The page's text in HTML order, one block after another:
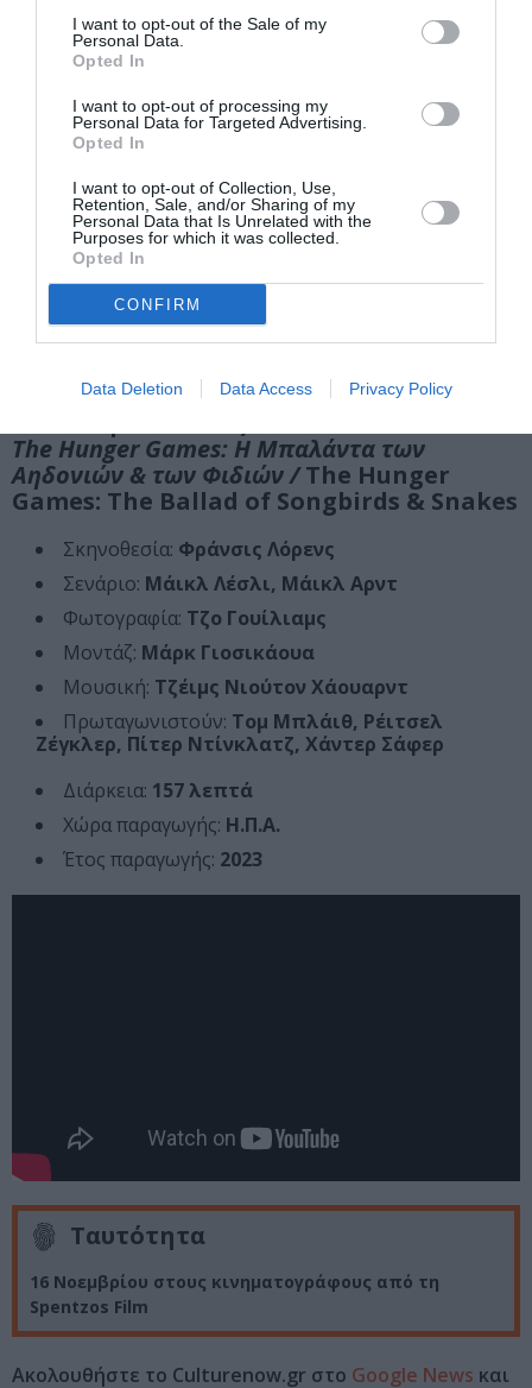
I want to opt-out of the Sale of my
Personal Data.
Opted In
I want to opt-out of processing my
Personal Data for Targeted Advertising.
Opted In
I want to opt-out of Collection, Use,
Retention, Sale, and/or Sharing of my
Personal Data that Is Unrelated with the
Purposes for which it was collected.
Opted In
CONFIRM
Data Deletion Data Access Privacy Policy
Flickerman, κάνει αναφορά στο διάσημο ρητό της
Effie Trinket«μακάρι οι πιθανότητες να είναι πάντα υπέρ
σου»στην ταινία.
The Hanging Tree – ένα τραγούδι που συνθέτει η
Lucy Gray για να διαμαρτυρηθεί για την Κάπιτολ –
τραγουδιέται, δεκαετίες αργότερα, από την Katniss
Το Κάτνις, ένα φυτό με λευκά άνθη και μικρούς
κόνδυλους στις ρίζες του, γίνεται το όνομα της
ηρωίδας των πρωτότυπων ταινιών.
Στη μυθολογία, ο Snow εκπαιδεύεται υπό την Dr.
Gaul ως Gamemaker και τελικά γίνεται πρόεδρος της
Πάνεμ λίγο πριν από τους 50ους Αγώνες Πείνας. (Οι
πρωτότυπες ταινίες διαδραματίζονται πάνω από μια
δεκαετία αργότερα.)
The Hunger Games: Η Μπαλάντα των
Αηδονιών & των Φιδιών /The Hunger
Games: The Ballad of Songbirds & Snakes
Σκηνοθεσία: Φράνσις Λόρενς
Σενάριο: Μάικλ Λέσλι, Μάικλ Αρντ
Φωτογραφία: Τζο Γουίλιαμς
Μοντάζ: Μάρκ Γιοσικάουα
Μουσική: Τζέιμς Νιούτον Χάουαρντ
Πρωταγωνιστούν: Τομ Μπλάιθ, Ρέιτσελ
Ζέγκλερ, Πίτερ Ντίνκλατζ, Χάντερ Σάφερ
Διάρκεια: 157 λεπτά
Χώρα παραγωγής: Η.Π.Α.
Έτος παραγωγής: 2023
Ταυτότητα
16 Νοεμβρίου στους κινηματογράφους από τη
Spentzos Film
Ακολουθήστε το Culturenow.gr στο Google News και